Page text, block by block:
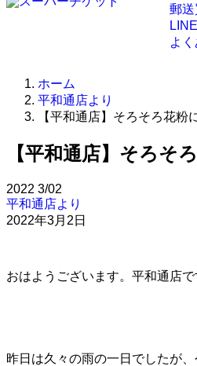
郵送
よ
ホーム
平和通店より
【平和通店】そろそろ花粉
【平和通店】そろそ
2022 3/02
平和通店より
2022年3月2日
おはようございます。平和通店で
昨日は久々の雨の一日でしたが